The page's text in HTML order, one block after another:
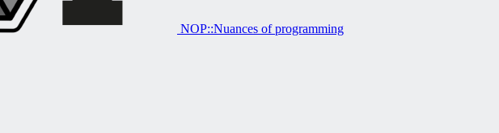
NOP::Nuances of programming